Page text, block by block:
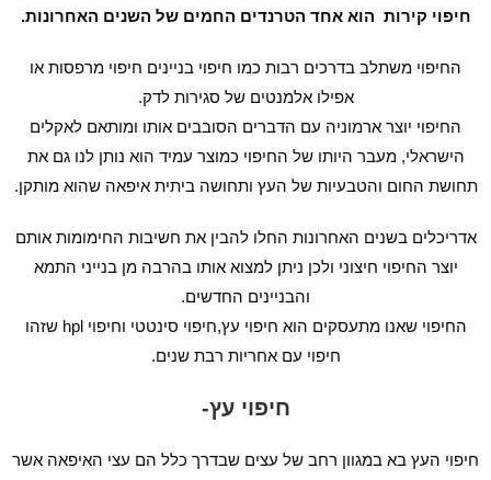
חיפוי קירות הוא אחד הטרנדים החמים של השנים האחרונות.
החיפוי משתלב בדרכים רבות כמו חיפוי בניינים חיפוי מרפסות או
אפילו אלמנטים של סגירות לדק.
החיפוי יוצר ארמוניה עם הדברים הסובבים אותו ומותאם לאקלים
הישראלי, מעבר היותו של החיפוי כמוצר עמיד הוא נותן לנו גם את
תחושת החום והטבעיות של העץ ותחושה ביתית איפאה שהוא מותקן.
אדריכלים בשנים האחרונות החלו להבין את חשיבות החימומות אותם
יוצר החיפוי חיצוני ולכן ניתן למצוא אותו בהרבה מן בנייני התמא
והבניינים החדשים.
החיפוי שאנו מתעסקים הוא חיפוי עץ,חיפוי סינטטי וחיפוי hpl שזהו
חיפוי עם אחריות רבת שנים.
חיפוי עץ-
חיפוי העץ בא במגוון רחב של עצים שבדרך כלל הם עצי האיפאה אשר